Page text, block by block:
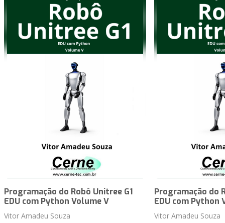
Programação do Robô Unitree G1
EDU com Python Volume V
Vitor Amadeu Souza
Programação do
EDU com Python
Vitor Amadeu Souza